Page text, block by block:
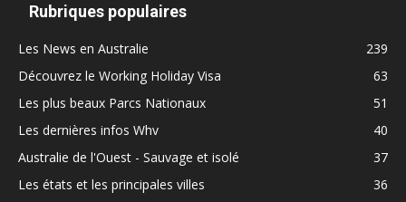
Rubriques populaires
Les News en Australie
239
Découvrez le Working Holiday Visa
63
Les plus beaux Parcs Nationaux
51
Les dernières infos Whv
40
Australie de l'Ouest - Sauvage et isolé
37
Les états et les principales villes
36